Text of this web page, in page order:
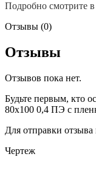
Подробно смотрите в
Отзывы (0)
Отзывы
Отзывов пока нет.
Будьте первым, кто
80х100 0,4 ПЭ с
Для отправки
Чертеж